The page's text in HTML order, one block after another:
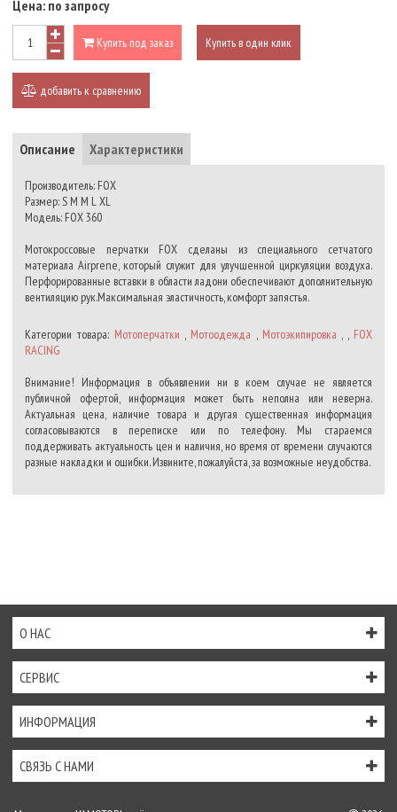
Цена: по запросу
Купить под заказ Купить в один клик
добавить к сравнению
Описание Характеристики
Производитель: FOX
Размер: S М M L XL
Модель: FOX 360
Мотокроссовые перчатки FOX сделаны из специального сетчатого
материала Airprene, который служит для улучшенной циркуляции воздуха.
Перфорированные вставки в области ладони обеспечивают дополнительную
вентиляцию рук.Максимальная эластичность, комфорт запястья.
Категории товара: Мотоперчатки , Мотоодежда , Мотоэкипировка , , FOX
RACING
Внимание! Информация в объявлении ни в коем случае не является
публичной офертой, информация может быть неполна или неверна.
Актуальная цена, наличие товара и другая существенная информация
согласовываются в переписке или по телефону. Мы стараемся
поддерживать актуальность цен и наличия, но время от времени случаются
разные накладки и ошибки. Извините, пожалуйста, за возможные неудобства.
О НАС
СЕРВИС
ИНФОРМАЦИЯ
СВЯЗЬ С НАМИ